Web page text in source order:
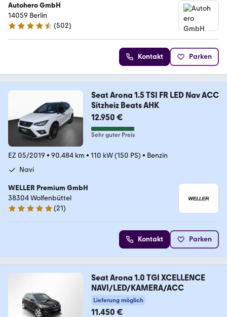
Autohero GmbH
14059 Berlin
4.5 Sterne
(502)
Kontakt Parken
Seat Arona 1.5 TSI FR LED Nav ACC
Sitzheiz Beats AHK
12.950 €
Sehr guter Preis
EZ 05/2019 • 90.484 km • 110 kW (150 PS) • Benzin
Navi
WELLER Premium GmbH
38304 Wolfenbüttel
4.8 Sterne
(21)
Kontakt Parken
Seat Arona 1.0 TGI XCELLENCE
NAVI/LED/KAMERA/ACC
Lieferung möglich
11.450 €